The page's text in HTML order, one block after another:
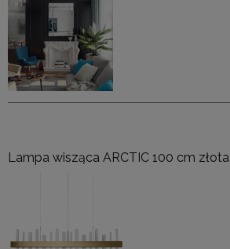
Lampa wisząca ARCTIC 100 cm złota